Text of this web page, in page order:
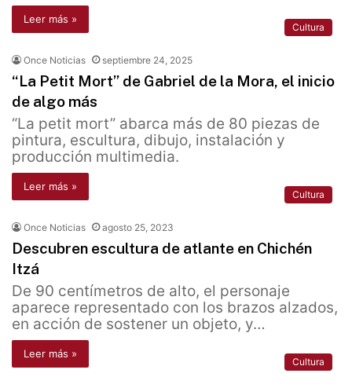
Leer más »
Cultura
Once Noticias septiembre 24, 2025
“La Petit Mort” de Gabriel de la Mora, el inicio
de algo más
“La petit mort” abarca más de 80 piezas de
pintura, escultura, dibujo, instalación y
producción multimedia.
Leer más »
Cultura
Once Noticias agosto 25, 2023
Descubren escultura de atlante en Chichén
Itzá
De 90 centímetros de alto, el personaje
aparece representado con los brazos alzados,
en acción de sostener un objeto, y…
Leer más »
Cultura